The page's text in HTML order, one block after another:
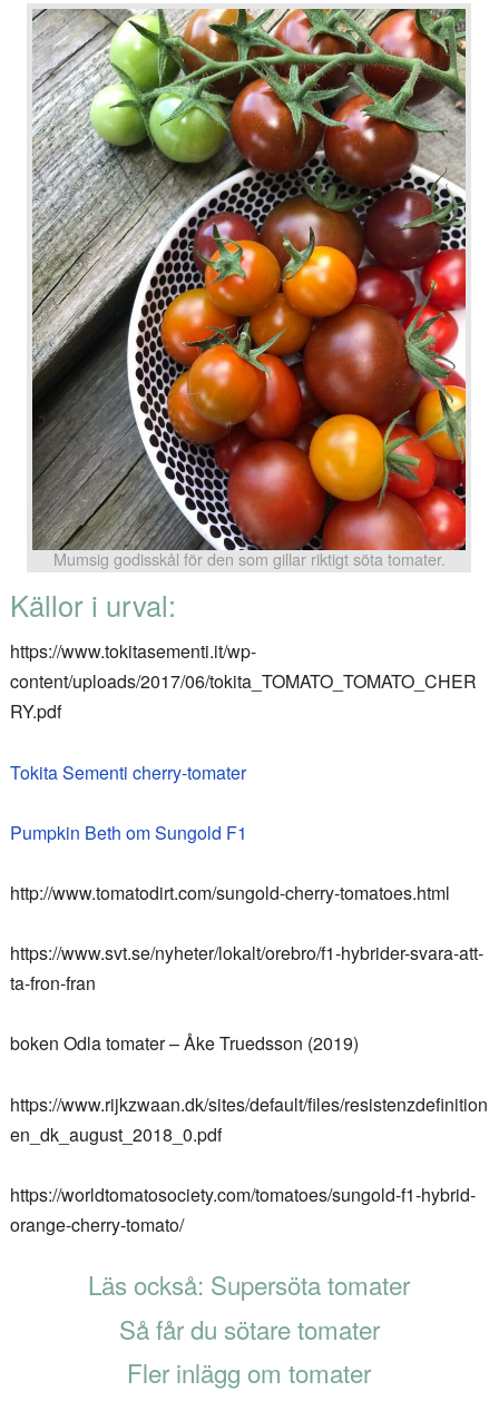
Mumsig godisskål för den som gillar riktigt söta tomater.
Källor i urval:
https://www.tokitasementi.it/wp-
content/uploads/2017/06/tokita_TOMATO_TOMATO_CHER
RY.pdf
Tokita Sementi cherry-tomater
Pumpkin Beth om Sungold F1
http://www.tomatodirt.com/sungold-cherry-tomatoes.html
https://www.svt.se/nyheter/lokalt/orebro/f1-hybrider-svara-att-
ta-fron-fran
boken Odla tomater – Åke Truedsson (2019)
https://www.rijkzwaan.dk/sites/default/files/resistenzdefinition
en_dk_august_2018_0.pdf
https://worldtomatosociety.com/tomatoes/sungold-f1-hybrid-
orange-cherry-tomato/
Läs också: Supersöta tomater
Så får du sötare tomater
Fler inlägg om tomater